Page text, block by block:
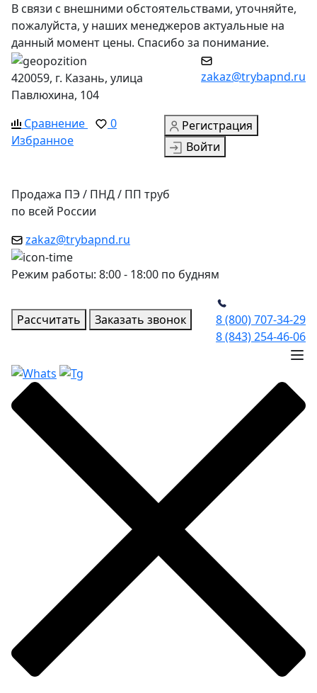
В связи с внешними обстоятельствами, уточняйте,
пожалуйста, у наших менеджеров актуальные на
данный момент цены. Спасибо за понимание.
420059, г. Казань, улица
Павлюхина, 104
zakaz@trybapnd.ru
Сравнение
0
Избранное
Регистрация
Войти
Продажа ПЭ / ПНД / ПП труб
по всей России
zakaz@trybapnd.ru
Режим работы: 8:00 - 18:00 по будням
Рассчитать Заказать звонок
8 (800) 707-34-29
8 (843) 254-46-06